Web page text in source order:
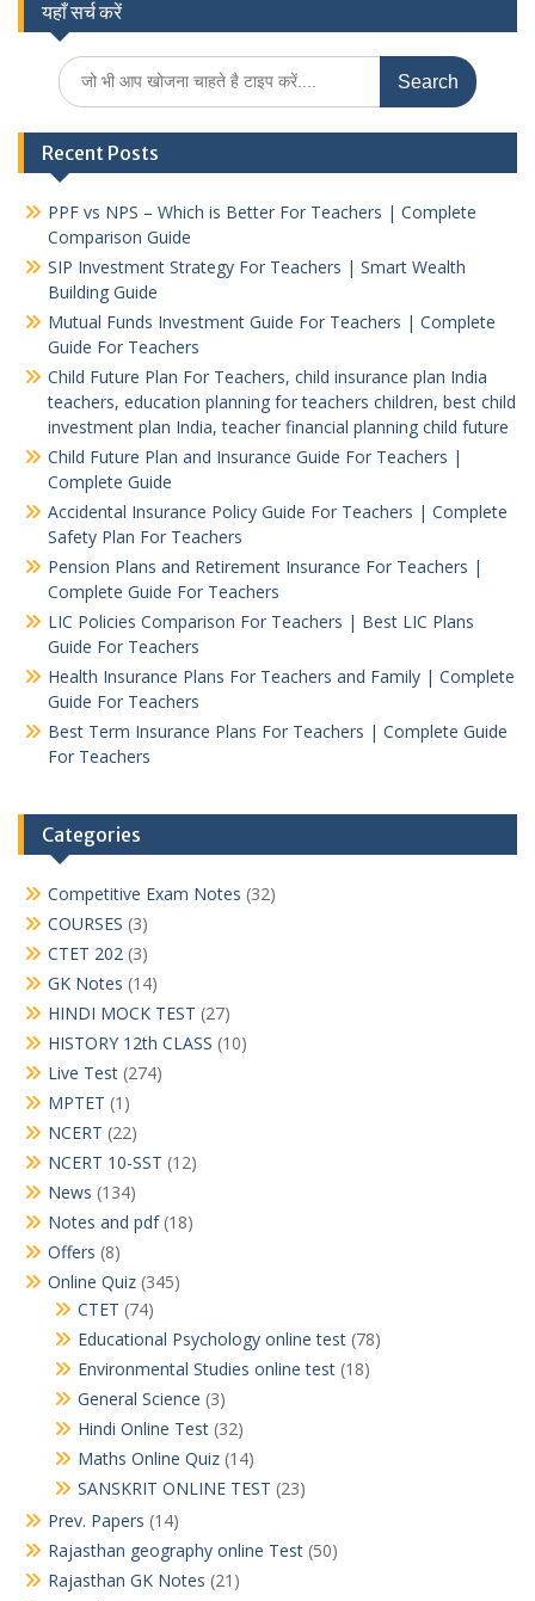
यहाँ सर्च करें
Search
for:
Recent Posts
PPF vs NPS – Which is Better For Teachers | Complete
Comparison Guide
SIP Investment Strategy For Teachers | Smart Wealth
Building Guide
Mutual Funds Investment Guide For Teachers | Complete
Guide For Teachers
Child Future Plan For Teachers, child insurance plan India
teachers, education planning for teachers children, best child
investment plan India, teacher financial planning child future
Child Future Plan and Insurance Guide For Teachers |
Complete Guide
Accidental Insurance Policy Guide For Teachers | Complete
Safety Plan For Teachers
Pension Plans and Retirement Insurance For Teachers |
Complete Guide For Teachers
LIC Policies Comparison For Teachers | Best LIC Plans
Guide For Teachers
Health Insurance Plans For Teachers and Family | Complete
Guide For Teachers
Best Term Insurance Plans For Teachers | Complete Guide
For Teachers
Categories
Competitive Exam Notes (32)
COURSES (3)
CTET 202 (3)
GK Notes (14)
HINDI MOCK TEST (27)
HISTORY 12th CLASS (10)
Live Test (274)
MPTET (1)
NCERT (22)
NCERT 10-SST (12)
News (134)
Notes and pdf(18)
Offers (8)
Online Quiz (345)
CTET (74)
Educational Psychology online test (78)
Environmental Studies online test (18)
General Science (3)
Hindi Online Test (32)
Maths Online Quiz (14)
SANSKRIT ONLINE TEST (23)
Prev. Papers (14)
Rajasthan geography online Test (50)
Rajasthan GK Notes (21)